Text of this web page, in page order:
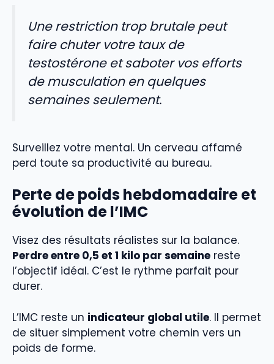
Une restriction trop brutale peut
faire chuter votre taux de
testostérone et saboter vos efforts
de musculation en quelques
semaines seulement.
Surveillez votre mental. Un cerveau affamé
perd toute sa productivité au bureau.
Perte de poids hebdomadaire et
évolution de l’IMC
Visez des résultats réalistes sur la balance.
Perdre entre 0,5 et 1 kilo par semaine reste
l’objectif idéal. C’est le rythme parfait pour
durer.
L’IMC reste un indicateur global utile. Il permet
de situer simplement votre chemin vers un
poids de forme.